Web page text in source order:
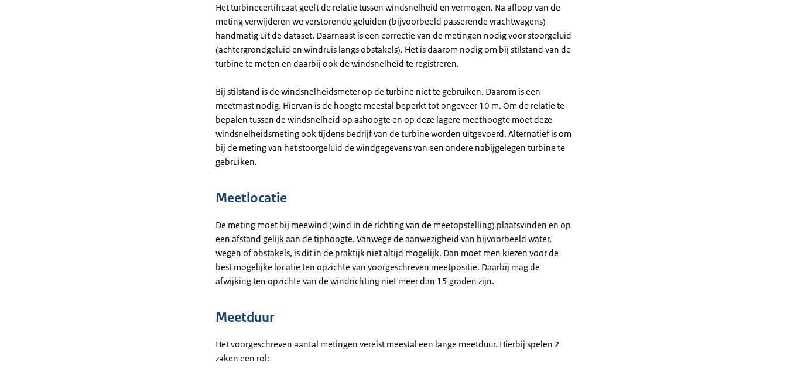
Het turbinecertificaat geeft de relatie tussen windsnelheid en vermogen. Na afloop van de
meting verwijderen we verstorende geluiden (bijvoorbeeld passerende vrachtwagens)
handmatig uit de dataset. Daarnaast is een correctie van de metingen nodig voor stoorgeluid
(achtergrondgeluid en windruis langs obstakels). Het is daarom nodig om bij stilstand van de
turbine te meten en daarbij ook de windsnelheid te registreren.
Bij stilstand is de windsnelheidsmeter op de turbine niet te gebruiken. Daarom is een
meetmast nodig. Hiervan is de hoogte meestal beperkt tot ongeveer 10 m. Om de relatie te
bepalen tussen de windsnelheid op ashoogte en op deze lagere meethoogte moet deze
windsnelheidsmeting ook tijdens bedrijf van de turbine worden uitgevoerd. Alternatief is om
bij de meting van het stoorgeluid de windgegevens van een andere nabijgelegen turbine te
gebruiken.
Meetlocatie
De meting moet bij meewind (wind in de richting van de meetopstelling) plaatsvinden en op
een afstand gelijk aan de tiphoogte. Vanwege de aanwezigheid van bijvoorbeeld water,
wegen of obstakels, is dit in de praktijk niet altijd mogelijk. Dan moet men kiezen voor de
best mogelijke locatie ten opzichte van voorgeschreven meetpositie. Daarbij mag de
afwijking ten opzichte van de windrichting niet meer dan 15 graden zijn.
Meetduur
Het voorgeschreven aantal metingen vereist meestal een lange meetduur. Hierbij spelen 2
zaken een rol: